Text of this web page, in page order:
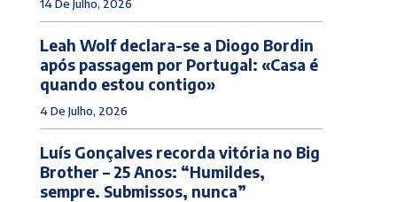
14 De Julho, 2026
Leah Wolf declara-se a Diogo Bordin
após passagem por Portugal: «Casa é
quando estou contigo»
4 De Julho, 2026
Luís Gonçalves recorda vitória no Big
Brother – 25 Anos: “Humildes,
sempre. Submissos, nunca”